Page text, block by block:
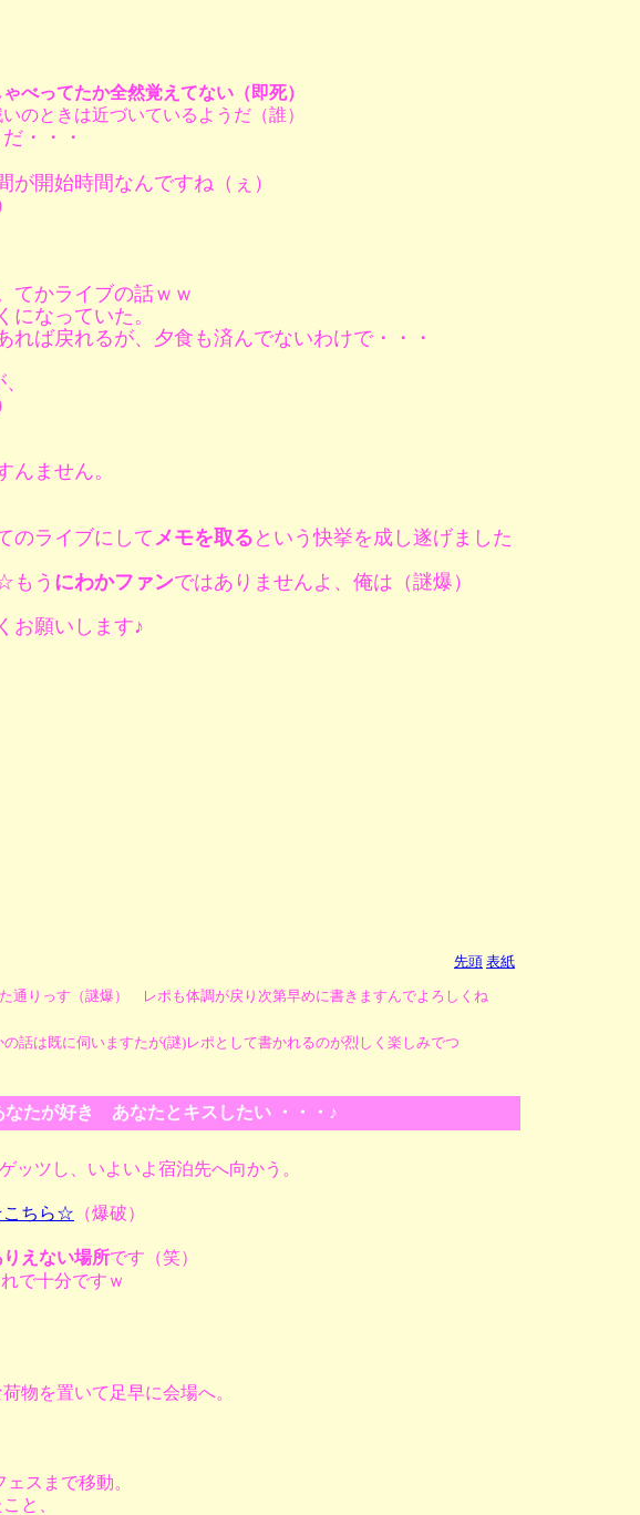
べってたか全然覚えてない（即死）
のときは近づいているようだ（誰）
・・・
開始時間なんですね（ぇ）
てかライブの話ｗｗ
なっていた。
ば戻れるが、夕食も済んでないわけで・・・
ません。
のライブにして メモを取る という快挙を成し遂げました
もう にわかファンではありませんよ、俺は（謎爆）
お願いします♪
先頭 表紙
通りっす（謎爆） レポも体調が戻り次第早めに書きますんでよろしくね
話は既に伺いますたが(謎)レポとして書かれるのが烈しく楽しみでつ
たが好き あなたとキスしたい ・・・♪
ッツし、いよいよ宿泊先へ向かう。
ちら☆ （爆破）
りえない場所です（笑）
で十分ですｗ
物を置いて足早に会場へ。
スまで移動。
と、